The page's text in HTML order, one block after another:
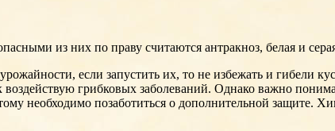
из них по праву считаются антракноз, белая и
если запустить их, то не избежать и гибели
грибковых заболеваний. Однако важно
необходимо позаботиться о дополнительной защите.